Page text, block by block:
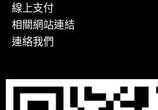
線上支付
相關網站連結
連絡我們